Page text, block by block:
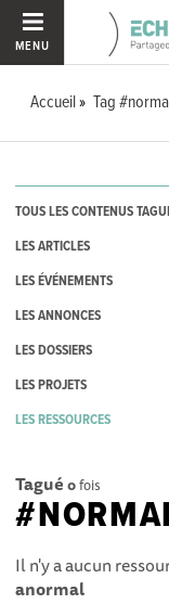
MENU
Accueil Tag
TOUS LES CONTENUS
LES ARTICLES
LES ÉVÉNEMENTS
LES ANNONCES
LES DOSSIERS
LES PROJETS
LES RESSOURCES
Tagué 0fois
Il n'y a aucun
anormal